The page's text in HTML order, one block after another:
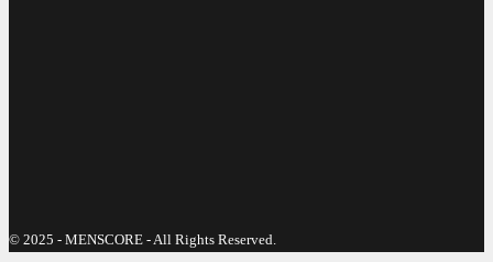
© 2025 - MENSCORE - All Rights Reserved.